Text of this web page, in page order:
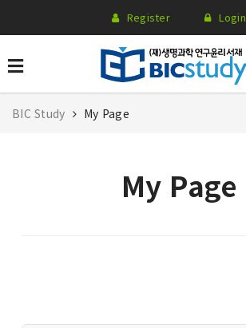
Register Login
BIC Study My Page
My Page